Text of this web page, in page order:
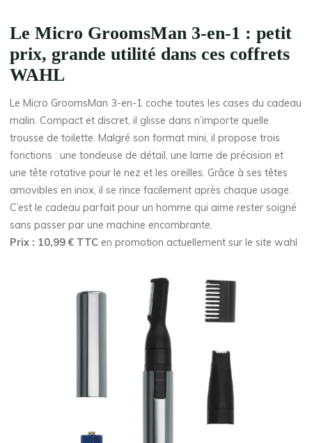
Le Micro GroomsMan 3-en-1 : petit
prix, grande utilité dans ces coffrets
WAHL
Le Micro GroomsMan 3-en-1 coche toutes les cases du cadeau
malin. Compact et discret, il glisse dans n’importe quelle
trousse de toilette. Malgré son format mini, il propose trois
fonctions : une tondeuse de détail, une lame de précision et
une tête rotative pour le nez et les oreilles. Grâce à ses têtes
amovibles en inox, il se rince facilement après chaque usage.
C’est le cadeau parfait pour un homme qui aime rester soigné
sans passer par une machine encombrante.
Prix : 10,99 € TTC en promotion actuellement sur le site wahl